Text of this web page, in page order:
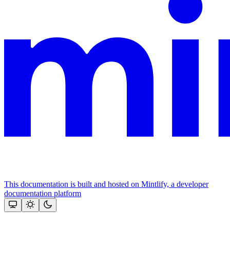
This documentation is built and hosted on Mintlify, a developer
documentation platform